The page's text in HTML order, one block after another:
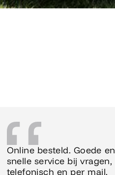
Online besteld. Goede en
snelle service bij vragen,
telefonisch en per mail.